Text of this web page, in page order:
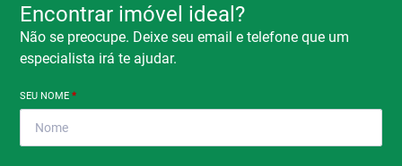
Encontrar imóvel ideal?
Não se preocupe. Deixe seu email e telefone que um
especialista irá te ajudar.
SEU NOME*